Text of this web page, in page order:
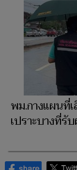
พม.กางแผนที่
เปราะบางที่รั